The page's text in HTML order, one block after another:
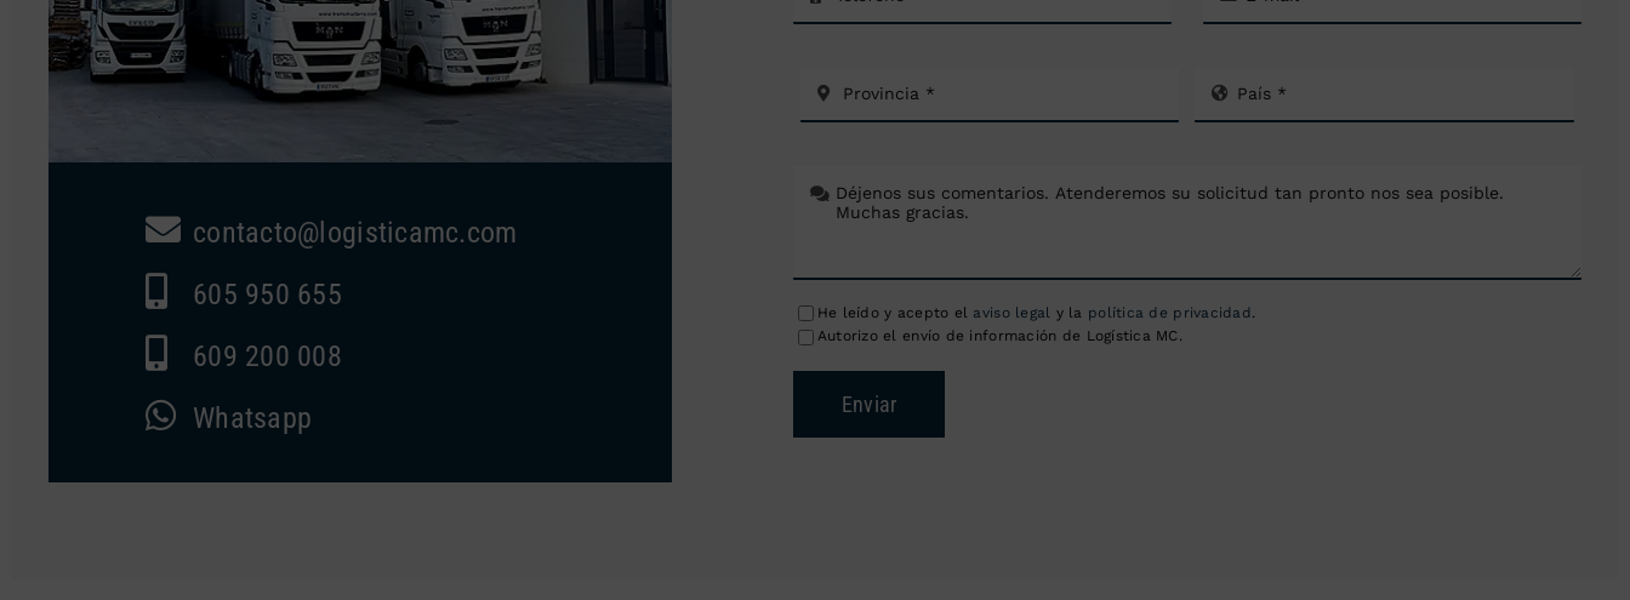
contacto@logisticamc.com
605 950 655
609 200 008
Whatsapp
He leído y acepto el aviso legal y la política de privacidad .
Autorizo el envío de información de Logística MC.
Enviar